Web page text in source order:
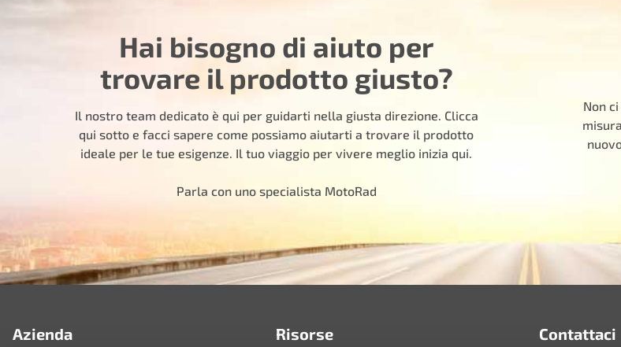
Hai bisogno di aiuto per
trovare il prodotto giusto?
Il nostro team dedicato è qui per guidarti nella giusta direzione. Clicca
qui sotto e facci sapere come possiamo aiutarti a trovare il prodotto
ideale per le tue esigenze. Il tuo viaggio per vivere meglio inizia qui.
Parla con uno specialista MotoRad
Non
Azienda Risorse Contattaci